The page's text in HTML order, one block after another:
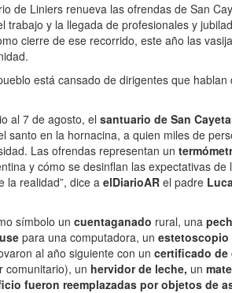
de Liniers renueva las ofrendas de San
trabajo y la llegada de profesionales y
cierre de ese recorrido, este año las
está cansado de dirigentes que
al 7 de agosto, el santuario de San
santo en la hornacina, a quien miles de
Las ofrendas representan un
y cómo se desinflan las expectativas
la realidad”, dice a elDiarioAR el padre
símbolo un cuentaganado rural, una
para una computadora, un estetoscopio
al año siguiente con un certificado de
comunitario), un hervidor de leche, un mate
fueron reemplazadas por objetos de